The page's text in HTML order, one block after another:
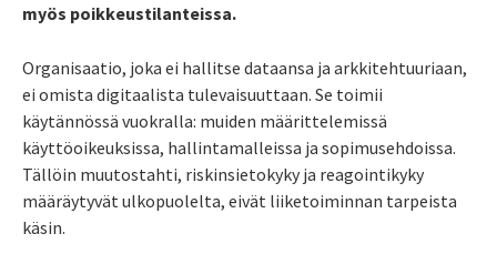
myös poikkeustilanteissa.
Organisaatio, joka ei hallitse dataansa ja arkkitehtuuriaan,
ei omista digitaalista tulevaisuuttaan. Se toimii
käytännössä vuokralla: muiden määrittelemissä
käyttöoikeuksissa, hallintamalleissa ja sopimusehdoissa.
Tällöin muutostahti, riskinsietokyky ja reagointikyky
määräytyvät ulkopuolelta, eivät liiketoiminnan tarpeista
käsin.